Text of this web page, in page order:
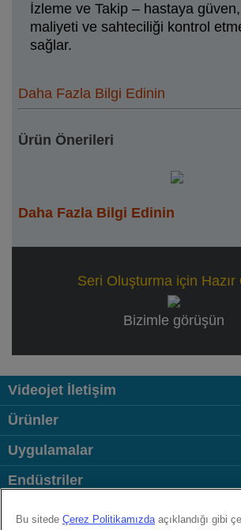
İzleme ve Takip – hastaya
maliyeti ve sahteciliği kontrol
sağlar.
Daha Fazla Bilgi Edinin
Ürün Önerileri
Daha Fazla Bilgi Edinin
Seri Oluşturma için Hazır
Bizimle görüşün
Videojet İletişim
Ürünler
Uygulamalar
Endüstriler
Bu sitede Çerez Politikamızdaaçıklandığı gibi